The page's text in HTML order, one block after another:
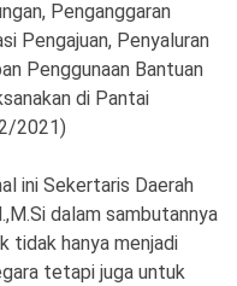
Penganggaran
Pengajuan, Penyaluran
Penggunaan Bantuan
di Pantai
2021)
ini Sekertaris Daerah
dalam sambutannya
tidak hanya menjadi
tetapi juga untuk